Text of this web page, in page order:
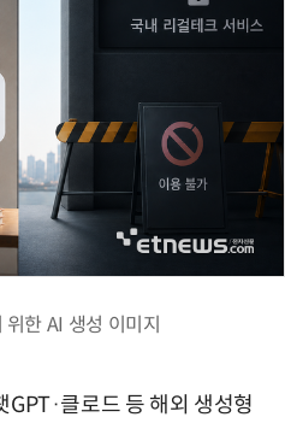
한 AI 생성 이미지
클로드 등 해외 생성형